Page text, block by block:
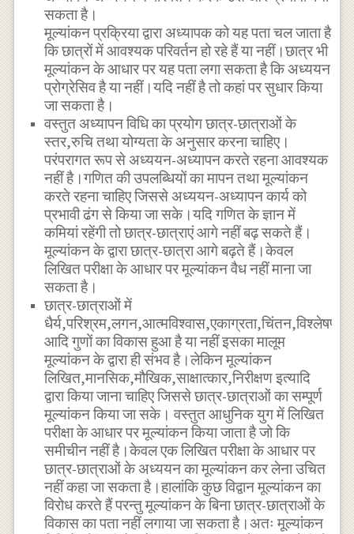
सकता है।
मूल्यांकन प्रक्रिया द्वारा अध्यापक को यह पता चल जाता है
कि छात्रों में आवश्यक परिवर्तन हो रहे हैं या नहीं।छात्र भी
मूल्यांकन के आधार पर यह पता लगा सकता है कि अध्ययन
प्रोग्रेसिव है या नहीं।यदि नहीं है तो कहां पर सुधार किया
जा सकता है।
वस्तुत अध्यापन विधि का प्रयोग छात्र-छात्राओं के
स्तर,रुचि तथा योग्यता के अनुसार करना चाहिए।
परंपरागत रूप से अध्ययन-अध्यापन करते रहना आवश्यक
नहीं है।गणित की उपलब्धियों का मापन तथा मूल्यांकन
करते रहना चाहिए जिससे अध्ययन-अध्यापन कार्य को
प्रभावी ढंग से किया जा सके।यदि गणित के ज्ञान में
कमियां रहेंगी तो छात्र-छात्राएं आगे नहीं बढ़ सकते हैं।
मूल्यांकन के द्वारा छात्र-छात्रा आगे बढ़ते हैं।केवल
लिखित परीक्षा के आधार पर मूल्यांकन वैध नहीं माना जा
सकता है।
छात्र-छात्राओं में
धैर्य,परिश्रम,लगन,आत्मविश्वास,एकाग्रता,चिंतन,विश्लेषण
आदि गुणों का विकास हुआ है या नहीं इसका मालूम
मूल्यांकन के द्वारा ही संभव है।लेकिन मूल्यांकन
लिखित,मानसिक,मौखिक,साक्षात्कार,निरीक्षण इत्यादि
द्वारा किया जाना चाहिए जिससे छात्र-छात्राओं का सम्पूर्ण
मूल्यांकन किया जा सके। वस्तुत आधुनिक युग में लिखित
परीक्षा के आधार पर मूल्यांकन किया जाता है जो कि
समीचीन नहीं है।केवल एक लिखित परीक्षा के आधार पर
छात्र-छात्राओं के अध्ययन का मूल्यांकन कर लेना उचित
नहीं कहा जा सकता है।हालांकि कुछ विद्वान मूल्यांकन का
विरोध करते हैं परन्तु मूल्यांकन के बिना छात्र-छात्राओं के
विकास का पता नहीं लगाया जा सकता है।अतः मूल्यांकन